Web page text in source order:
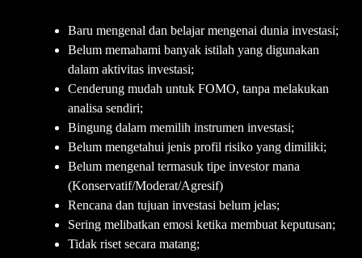
Baru mengenal dan belajar mengenai dunia investasi;
Belum memahami banyak istilah yang digunakan
dalam aktivitas investasi;
Cenderung mudah untuk FOMO, tanpa melakukan
analisa sendiri;
Bingung dalam memilih instrumen investasi;
Belum mengetahui jenis profil risiko yang dimiliki;
Belum mengenal termasuk tipe investor mana
(Konservatif/Moderat/Agresif)
Rencana dan tujuan investasi belum jelas;
Sering melibatkan emosi ketika membuat keputusan;
Tidak riset secara matang;